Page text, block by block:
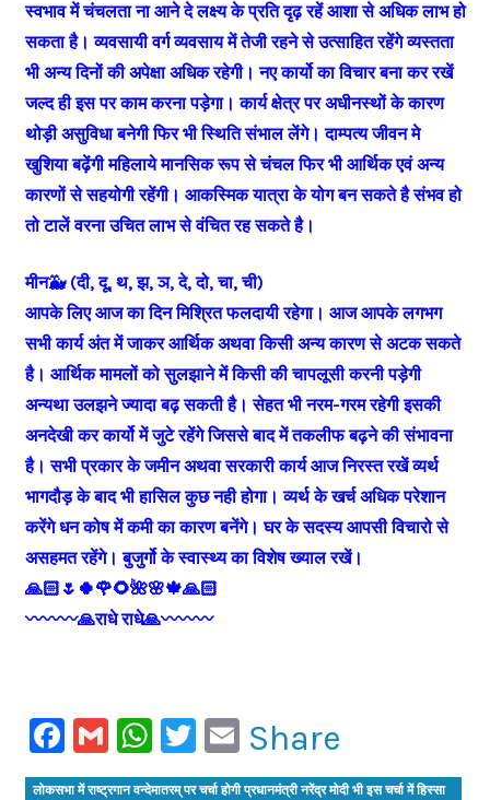
स्वभाव में चंचलता ना आने दे लक्ष्य के प्रति दृढ़ रहें आशा से अधिक लाभ हो
सकता है। व्यवसायी वर्ग व्यवसाय में तेजी रहने से उत्साहित रहेंगे व्यस्तता
भी अन्य दिनों की अपेक्षा अधिक रहेगी। नए कार्यो का विचार बना कर रखें
जल्द ही इस पर काम करना पड़ेगा। कार्य क्षेत्र पर अधीनस्थों के कारण
थोड़ी असुविधा बनेगी फिर भी स्थिति संभाल लेंगे। दाम्पत्य जीवन मे
खुशिया बढ़ेंगी महिलाये मानसिक रूप से चंचल फिर भी आर्थिक एवं अन्य
कारणों से सहयोगी रहेंगी। आकस्मिक यात्रा के योग बन सकते है संभव हो
तो टालें वरना उचित लाभ से वंचित रह सकते है।
मीन🐳 (दी, दू, थ, झ, ञ, दे, दो, चा, ची)
आपके लिए आज का दिन मिश्रित फलदायी रहेगा। आज आपके लगभग
सभी कार्य अंत में जाकर आर्थिक अथवा किसी अन्य कारण से अटक सकते
है। आर्थिक मामलों को सुलझाने में किसी की चापलूसी करनी पड़ेगी
अन्यथा उलझने ज्यादा बढ़ सकती है। सेहत भी नरम-गरम रहेगी इसकी
अनदेखी कर कार्यो में जुटे रहेंगे जिससे बाद में तकलीफ बढ़ने की संभावना
है। सभी प्रकार के जमीन अथवा सरकारी कार्य आज निरस्त रखें व्यर्थ
भागदौड़ के बाद भी हासिल कुछ नही होगा। व्यर्थ के खर्च अधिक परेशान
करेंगे धन कोष में कमी का कारण बनेंगे। घर के सदस्य आपसी विचारो से
असहमत रहेंगे। बुजुर्गो के स्वास्थ्य का विशेष ख्याल रखें।
🙏🏻🌷🍀🌹🌻🌺🌸🍁🙏🏻
〰〰〰🙏राधे राधे🙏〰〰〰
Facebook
GmailWhatsApp
Twitter
Email
Share
लोकसभा में राष्ट्रगान वन्देमातरम् पर चर्चा होगी प्रधानमंत्री नरेंद्र मोदी भी इस चर्चा में हिस्सा